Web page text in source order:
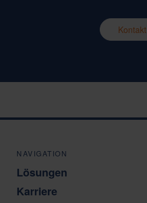
Kontakt
NAVIGATION
Lösungen
Karriere